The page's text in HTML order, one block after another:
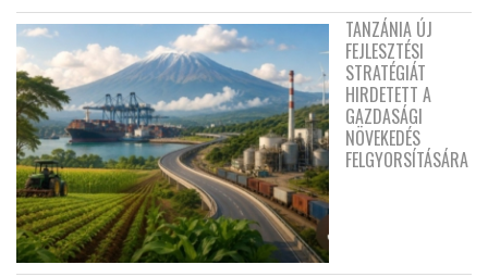
TANZÁNIA ÚJ
FEJLESZTÉSI
STRATÉGIÁT
HIRDETETT A
GAZDASÁGI
NÖVEKEDÉS
FELGYORSÍTÁSÁRA